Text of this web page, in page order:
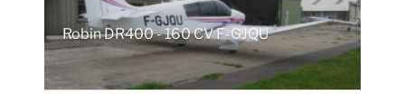
Robin DR400 - 160 CV F-GJQU